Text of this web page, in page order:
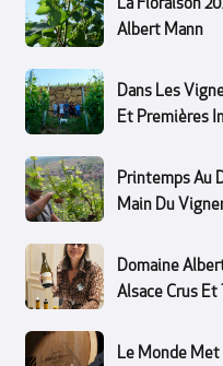
La Floraison
Albert Mann
Dans Les
Et Premières
Printemps Au
Main Du
Domaine
Alsace Crus Et
Le Monde